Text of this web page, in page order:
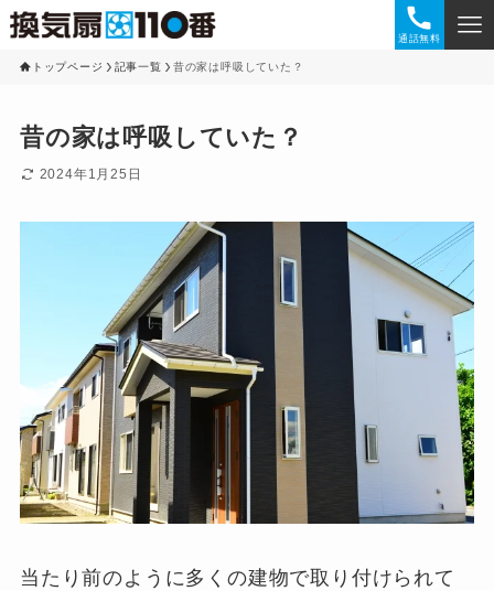
通話無料
トップページ 記事一覧 昔の家は呼吸していた？
昔の家は呼吸していた？
2024年1月25日
当たり前のように多くの建物で取り付けられて